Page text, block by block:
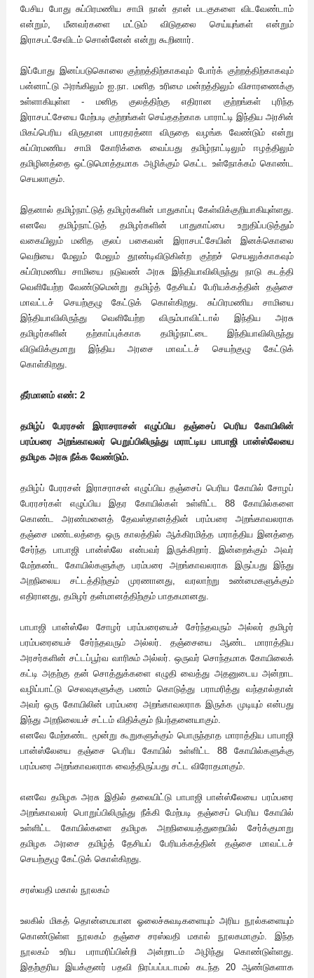
பேசிய போது சுப்பிரமணிய சாமி நான் தான் படகுகளை விடவேண்டாம்
என்றும், மீனவர்களை மட்டும் விடுதலை செய்யுங்கள் என்றும்
இராசபட்சேவிடம் சொன்னேன் என்று கூறினார்.
இப்போது இனப்படுகொலை குற்றத்திற்காகவும் போர்க் குற்றத்திற்காகவும்
பன்னாட்டு அரங்கிலும் ஐ.நா. மனித உரிமை மன்றத்திலும் விசாரணைக்கு
உள்ளாகியுள்ள - மனித குலத்திற்கு எதிரான குற்றங்கள் புரிந்த
இராசபட்சேயை மேற்படி குற்றங்கள் செய்ததற்காக பாராட்டி இந்திய அரசின்
மிகப்பெரிய விருதான பாரதரத்னா விருதை வழங்க வேண்டும் என்று
சுப்பிரமணிய சாமி கோரிக்கை வைப்பது தமிழ்நாட்டிலும் ஈழத்திலும்
தமிழினத்தை ஒட்டுமொத்தமாக அழிக்கும் கெட்ட உள்நோக்கம் கொண்ட
செயலாகும்.
இதனால் தமிழ்நாட்டுத் தமிழர்களின் பாதுகாப்பு கேள்விக்குறியாகியுள்ளது.
எனவே தமிழ்நாட்டுத் தமிழர்களின் பாதுகாப்பை உறுதிப்படுத்தும்
வகையிலும் மனித குலப் பகைவன் இராசபட்சேயின் இனக்கொலை
வெறியை மேலும் மேலும் தூண்டிவிடுகின்ற குற்றச் செயலுக்காகவும்
சுப்பிரமணிய சாமியை நடுவண் அரசு இந்தியாவிலிருந்து நாடு கடத்தி
வெளியேற்ற வேண்டுமென்று தமிழ்த் தேசியப் பேரியக்கத்தின் தஞ்சை
மாவட்டச் செயற்குழு கேட்டுக் கொள்கிறது. சுப்பிரமணிய சாமியை
இந்தியாவிலிருந்து வெளியேற்ற விரும்பாவிட்டால் இந்திய அரசு
தமிழர்களின் தற்காப்புக்காக தமிழ்நாட்டை இந்தியாவிலிருந்து
விடுவிக்குமாறு இந்திய அரசை மாவட்டச் செயற்குழு கேட்டுக்
கொள்கிறது.
தீர்மானம் எண்: 2
தமிழ்ப் பேரரசன் இராசராசன் எழுப்பிய தஞ்சைப் பெரிய கோயிலின்
பரம்பரை அறங்காவலர் பெறுப்பிலிருந்து மராட்டிய பாபாஜி பான்ஸ்லேயை
தமிழக அரசு நீக்க வேண்டும்.
தமிழ்ப் பேரரசன் இராசராசன் எழுப்பிய தஞ்சைப் பெரிய கோயில் சோழப்
பேரரசர்கள் எழுப்பிய இதர கோயில்கள் உள்ளிட்ட 88 கோயில்களை
கொண்ட அரண்மனைத் தேவஸ்தானத்தின் பரம்பரை அறங்காவலராக
தஞ்சை மண்டலத்தை ஒரு காலத்தில் ஆக்கிரமித்த மராத்திய இனத்தை
சேர்ந்த பாபாஜி பான்ஸ்லே என்பவர் இருக்கிறார். இன்றைக்கும் அவர்
மேற்கண்ட கோயில்களுக்கு பரம்பரை அறங்காவலராக இருப்பது இந்து
அறநிலைய சட்டத்திற்கும் முரணானது, வரலாற்று உண்மைகளுக்கும்
எதிரானது, தமிழர் தன்மானத்திற்கும் பாதகமானது.
பாபாஜி பான்ஸ்லே சோழர் பரம்பரையைச் சேர்ந்தவரும் அல்லர் தமிழர்
பரம்பரையைச் சேர்ந்தவரும் அல்லர். தஞ்சையை ஆண்ட மாராத்திய
அரசர்களின் சட்டப்பூர்வ வாரிசும் அல்லர். ஒருவர் சொந்தமாக கோயிலைக்
கட்டி அதற்கு தன் சொத்துக்களை எழுதி வைத்து அதனுடைய அன்றாட
வழிப்பாட்டு செலவுகளுக்கு பணம் கொடுத்து பராமரித்து வந்தால்தான்
அவர் ஒரு கோயிலின் பரம்பரை அறங்காவலராக இருக்க முடியும் என்பது
இந்து அறநிலையச் சட்டம் விதிக்கும் நிபந்தனையாகும்.
எனவே மேற்கண்ட மூன்று கூறுகளுக்கும் பொருந்தாத மாராத்திய பாபாஜி
பான்ஸ்லேயை தஞ்சை பெரிய கோயில் உள்ளிட்ட 88 கோயில்களுக்கு
பரம்பரை அறங்காவலராக வைத்திருப்பது சட்ட விரோதமாகும்.
எனவே தமிழக அரசு இதில் தலையிட்டு பாபாஜி பான்ஸ்லேயை பரம்பரை
அறங்காவலர் பொறுப்பிலிருந்து நீக்கி மேற்படி தஞ்சைப் பெரிய கோயில்
உள்ளிட்ட கோயில்களை தமிழக அறநிலையத்துறையில் சேர்க்குமாறு
தமிழக அரசை தமிழ்த் தேசியப் பேரியக்கத்தின் தஞ்சை மாவட்டச்
செயற்குழு கேட்டுக் கொள்கிறது.
சரஸ்வதி மகால் நூலகம்
உலகில் மிகத் தொன்மையான ஓலைச்சுவடிகளையும் அரிய நூல்களையும்
கொண்டுள்ள நூலகம் தஞ்சை சரஸ்வதி மகால் நூலகமாகும். இந்த
நூலகம் உரிய பராமரிப்பின்றி அன்றாடம் அழிந்து கொண்டுள்ளது.
இதற்குரிய இயக்குனர் பதவி நிரப்பப்படாமல் கடந்த 20 ஆண்டுகளாக